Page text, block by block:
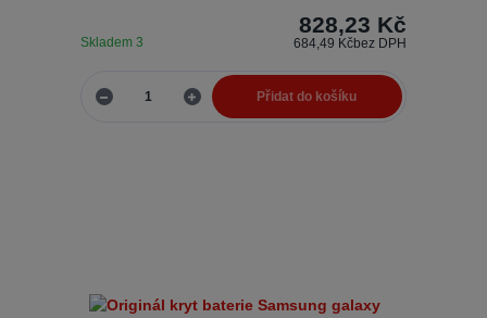
828,23 Kč
684,49 Kčbez DPH
Skladem 3
Přidat do košíku